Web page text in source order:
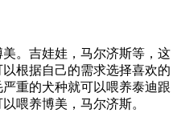
。吉娃娃，马尔济斯等，这
根据自己的需求选择喜欢的
重的犬种就可以喂养泰迪跟
喂养博美，马尔济斯。